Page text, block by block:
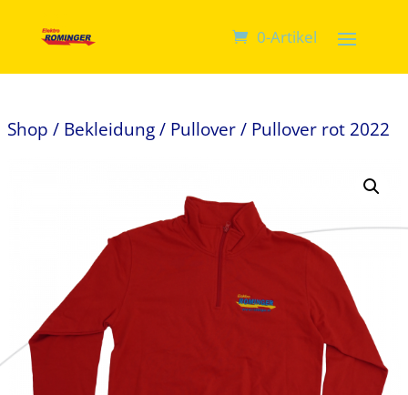
0-Artikel
Shop / Bekleidung/ Pullover/ Pullover rot 2022